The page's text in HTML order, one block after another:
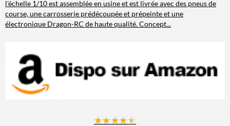
l'échelle 1/10 est assemblée en usine et est livrée avec des pneus de
course, une carrosserie prédécoupée et prépeinte et une
électronique Dragon-RC de haute qualité. Concept...
★★★★★